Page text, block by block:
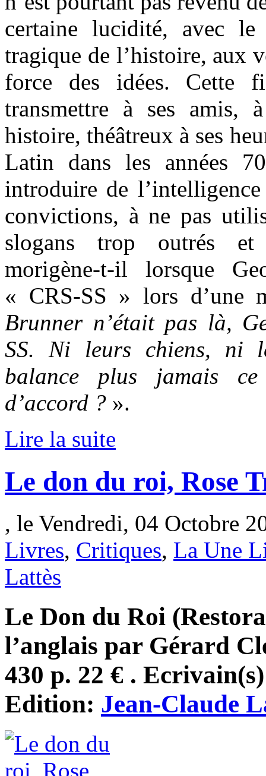
certaine lucidité, avec le
tragique de l’histoire, aux
force des idées. Cette
transmettre à ses amis,
histoire, théâtreux à ses
Latin dans les années
introduire de
convictions, à ne pas
slogans trop outrés
morigène-t-il lorsque
« CRS-SS » lors d’une
Brunner n’était pas là,
SS. Ni leurs chiens, ni
balance plus jamais
d’accord ? ».
Lire la suite
Le don du roi, Rose
, le Vendredi, 04 Octobre
Livres, Critiques, La Une
Lattès
Le Don du Roi
l’anglais par Gérard
430 p. 22 € .
Edition: Jean-Claude